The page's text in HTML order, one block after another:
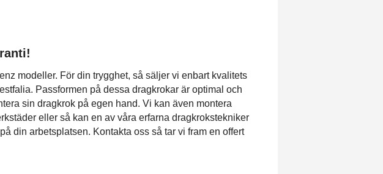
modeller. För din trygghet, så säljer vi enbart kvalitets
Passformen på dessa dragkrokar är optimal och
sin dragkrok på egen hand. Vi kan även montera
eller så kan en av våra erfarna dragkrokstekniker
din arbetsplatsen. Kontakta oss så tar vi fram en offert